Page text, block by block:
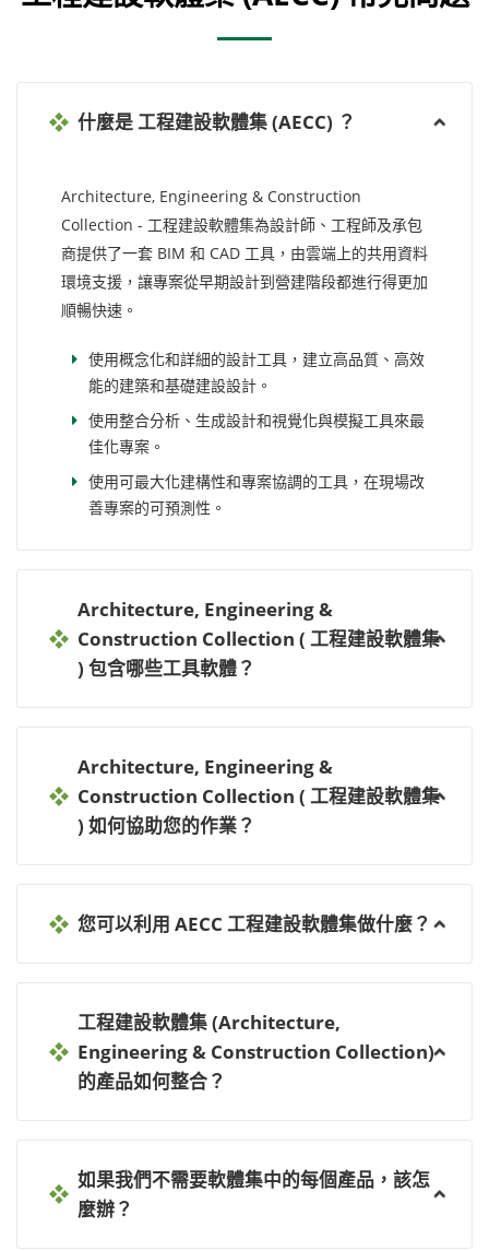
什麼是 工程建設軟體集 (AECC) ？
Architecture, Engineering & Construction
Collection - 工程建設軟體集為設計師、工程師及承包
商提供了一套 BIM 和 CAD 工具，由雲端上的共用資料
環境支援，讓專案從早期設計到營建階段都進行得更加
順暢快速。
使用概念化和詳細的設計工具，建立高品質、高效
能的建築和基礎建設設計。
使用整合分析、生成設計和視覺化與模擬工具來最
佳化專案。
使用可最大化建構性和專案協調的工具，在現場改
善專案的可預測性。
Architecture, Engineering &
Construction Collection ( 工程建設軟體集
) 包含哪些工具軟體？
Architecture, Engineering &
Construction Collection ( 工程建設軟體集
) 如何協助您的作業？
您可以利用 AECC 工程建設軟體集做什麼？
工程建設軟體集 (Architecture,
Engineering & Construction Collection)
的產品如何整合？
如果我們不需要軟體集中的每個產品，該怎
麼辦？